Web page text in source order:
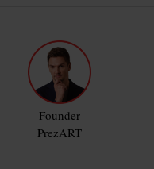
Founder
PrezART